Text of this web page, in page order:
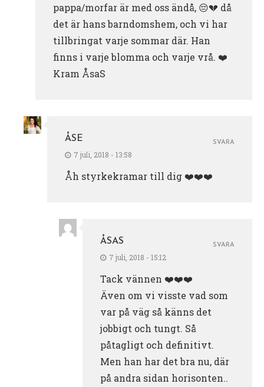
pappa/morfar är med oss ändå, 😔💔 då
det är hans barndomshem, och vi har
tillbringat varje sommar där. Han
finns i varje blomma och varje vrå. ❤️
Kram ÅsaS
ÅSE
7 juli, 2018 - 13:58
Åh styrkekramar till dig ❤️❤️❤️
SVARA
ÅSAS
7 juli, 2018 - 15:12
Tack vännen ❤️❤️❤️
Även om vi visste vad som
var på väg så känns det
jobbigt och tungt. Så
påtagligt och definitivt.
Men han har det bra nu, där
på andra sidan horisonten..
SVARA